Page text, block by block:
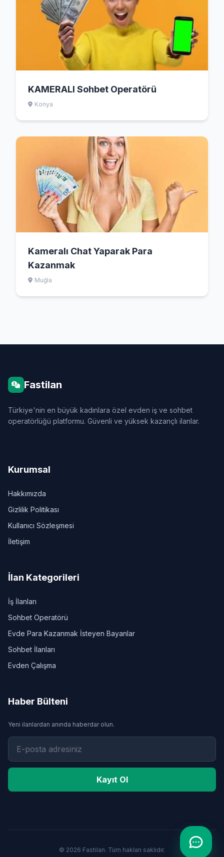
KAMERALI Sohbet Operatörü
Konya
Kameralı Chat Yaparak Para
Kazanmak
Muğla
Fastilan
Türkiye'nin en büyük kadınlara özel evden iş ve sohbet
operatörlüğü platformu. Güvenli ve yüksek kazançlı ilanlar.
Kurumsal
Hakkımızda
Gizlilik Politikası
Kullanıcı Sözleşmesi
İletişim
İlan Kategorileri
İş İlanları
Sohbet Operatörü
Evde Para Kazanmak İsteyen Bayanlar
Sohbet İlanları
Evden Çalışma
Haber Bülteni
Yeni ilanlardan anında haberdar olun.
Kayıt Ol
© 2026 Fastilan. Tüm hakları saklıdır.